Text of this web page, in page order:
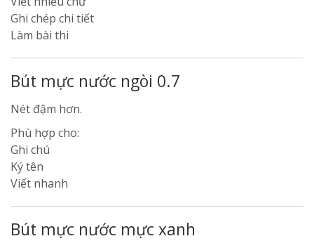
Ghi chép chi tiết
Làm bài thi
Bút mực nước ngòi 0.7
Nét đậm hơn.
Phù hợp cho:
Ghi chú
Ký tên
Viết nhanh
Bút mực nước mực xanh